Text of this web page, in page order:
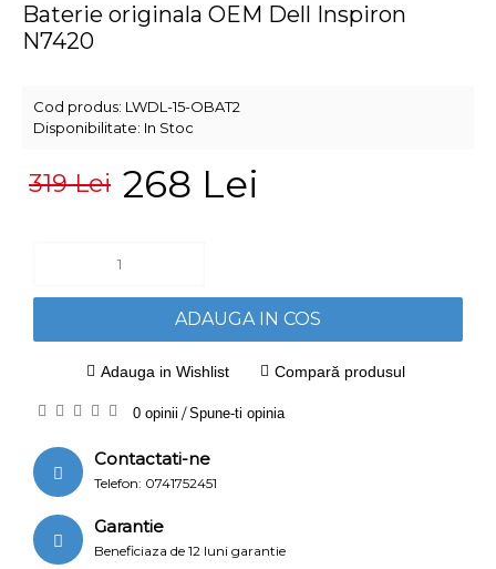
Baterie originala OEM Dell Inspiron
N7420
Cod produs: LWDL-15-OBAT2
Disponibilitate: In Stoc
319 Lei 268 Lei
ADAUGA IN COS
Adauga in Wishlist Compară produsul
0 opinii /Spune-ti opinia
Contactati-ne
Telefon: 0741752451
Garantie
Beneficiaza de 12 luni garantie